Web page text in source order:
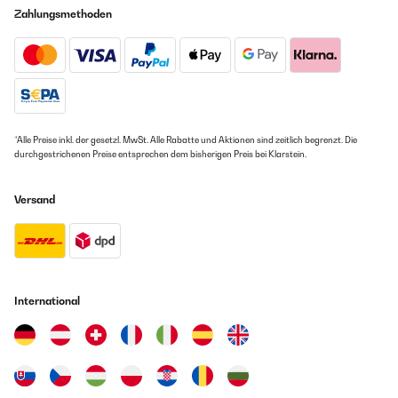
imballaggio. Peso non eccessivo.
Utente Amazon
Übersetzen
Zahlungsmethoden
*Alle Preise inkl. der gesetzl. MwSt. Alle Rabatte und Aktionen sind zeitlich begrenzt. Die
durchgestrichenen Preise entsprechen dem bisherigen Preis bei Klarstein.
Versand
International